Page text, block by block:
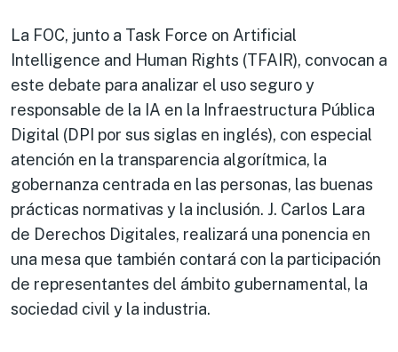
La FOC, junto a Task Force on Artificial
Intelligence and Human Rights (TFAIR), convocan a
este debate para analizar el uso seguro y
responsable de la IA en la Infraestructura Pública
Digital (DPI por sus siglas en inglés), con especial
atención en la transparencia algorítmica, la
gobernanza centrada en las personas, las buenas
prácticas normativas y la inclusión. J. Carlos Lara
de Derechos Digitales, realizará una ponencia en
una mesa que también contará con la participación
de representantes del ámbito gubernamental, la
sociedad civil y la industria.